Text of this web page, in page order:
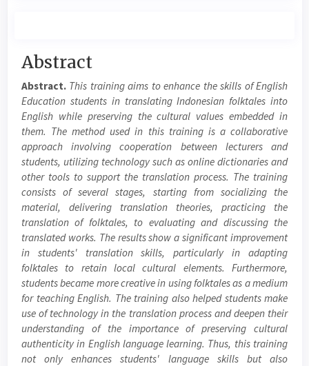
Main
Article
Content
Abstract
Abstract. This training aims to enhance the skills of English
Education students in translating Indonesian folktales into
English while preserving the cultural values embedded in
them. The method used in this training is a collaborative
approach involving cooperation between lecturers and
students, utilizing technology such as online dictionaries and
other tools to support the translation process. The training
consists of several stages, starting from socializing the
material, delivering translation theories, practicing the
translation of folktales, to evaluating and discussing the
translated works. The results show a significant improvement
in students' translation skills, particularly in adapting
folktales to retain local cultural elements. Furthermore,
students became more creative in using folktales as a medium
for teaching English. The training also helped students make
use of technology in the translation process and deepen their
understanding of the importance of preserving cultural
authenticity in English language learning. Thus, this training
not only enhances students' language skills but also